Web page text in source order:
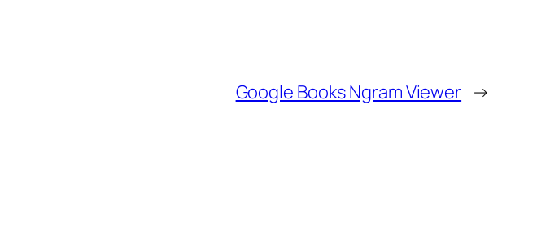
Google Books Ngram Viewer →